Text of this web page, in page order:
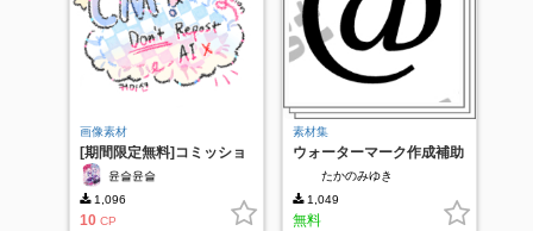
画像素材
[期間限定無料]コミッショ
ンウォーターマーク
윤슬윤슬
1,096
10 CP
素材集
ウォーターマーク作成補助
たかのみゆき
1,049
無料